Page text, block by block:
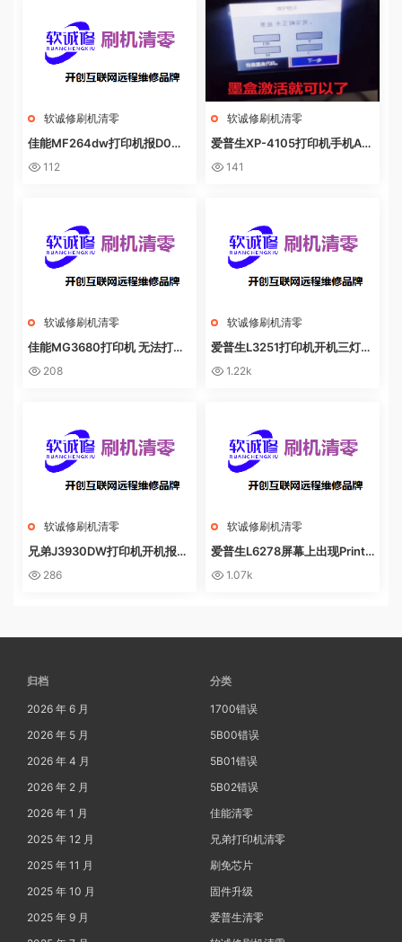
软诚修刷机清零
佳能MF264dw打印机报D0W
NL0AD MODE快速解决方法
112
软诚修刷机清零
爱普生XP-4105打印机手机AP
P上点了更新固件之后不识别墨
141
软诚修刷机清零
佳能MG3680打印机 无法打印
电脑提示错误代码5B02 废墨收
208
软诚修刷机清零
爱普生L3251打印机开机三灯长
亮 无自检动作
1.22k
软诚修刷机清零
兄弟J3930DW打印机开机报错
Machine Err FE00远程操作快
286
软诚修刷机清零
爱普生L6278屏幕上出现Printe
r mode英文 进不了系统 刷固件
1.07k
归档
2026 年 6 月
2026 年 5 月
2026 年 4 月
2026 年 2 月
2026 年 1 月
2025 年 12 月
2025 年 11 月
2025 年 10 月
2025 年 9 月
分类
1700错误
5B00错误
5B01错误
5B02错误
佳能清零
兄弟打印机清零
刷免芯片
固件升级
爱普生清零